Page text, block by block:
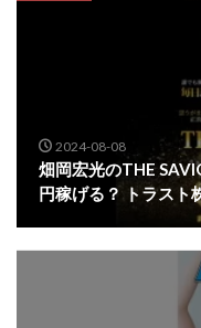
2024-08-08
畑岡宏光のTHE
円稼げる？ トラスト